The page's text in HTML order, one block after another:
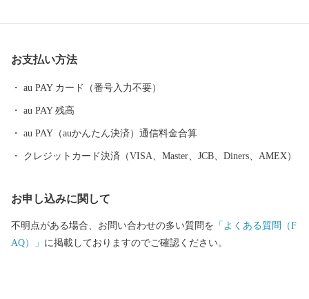
お支払い方法
au PAY カード（番号入力不要）
au PAY 残高
au PAY（auかんたん決済）通信料金合算
クレジットカード決済（VISA、Master、JCB、Diners、AMEX）
お申し込みに関して
不明点がある場合、お問い合わせの多い質問を 「よくある質問（F
AQ）」 に掲載しておりますのでご確認ください。